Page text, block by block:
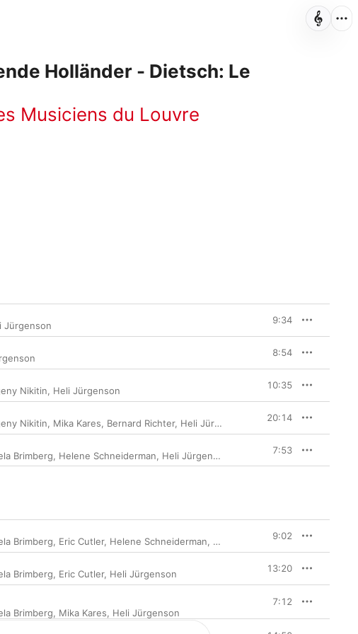
Holländer - Dietsch: Le
Musiciens du Louvre
Jürgenson 9:34
8:54
Nikitin, Heli Jürgenson 10:35
Nikitin, Mika Kares, Bernard Richter, Heli Jürgenson 20:14
Brimberg, Helene Schneiderman, Heli Jürgenson 7:53
Brimberg, Eric Cutler, Helene Schneiderman, Heli Jürgenson9:02
Brimberg, Eric Cutler, Heli Jürgenson 13:20
Brimberg, Mika Kares, Heli Jürgenson
7:12